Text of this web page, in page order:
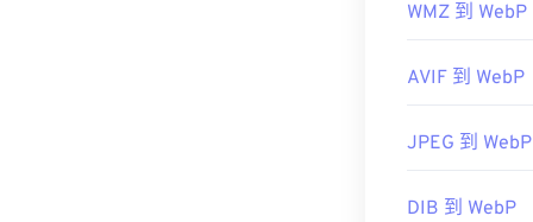
WMZ 到 WebP
AVIF 到 WebP
JPEG 到 WebP
DIB 到 WebP